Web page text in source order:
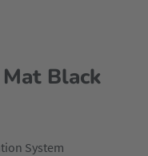
Black
System